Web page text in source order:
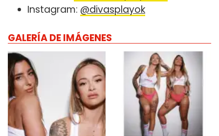
Instagram: @divasplayok
GALERÍA DE IMÁGENES